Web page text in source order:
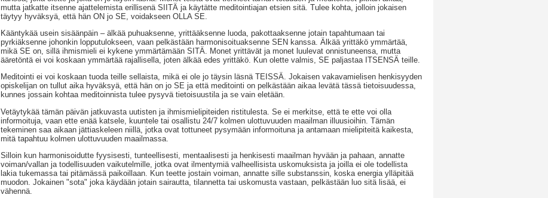
mutta jatkatte itsenne ajattelemista erillisenä SIITÄ ja käytätte meditointiajan etsien sitä. Tulee kohta, jolloin jokaisen
täytyy hyväksyä, että hän ON jo SE, voidakseen OLLA SE.
Kääntykää usein sisäänpäin – älkää puhuaksenne, yrittääksenne luoda, pakottaaksenne jotain tapahtumaan tai
pyrkiäksenne johonkin lopputulokseen, vaan pelkästään harmonisoituaksenne SEN kanssa. Älkää yrittäkö ymmärtää,
mikä SE on, sillä ihmismieli ei kykene ymmärtämään SITÄ. Monet yrittävät ja monet luulevat onnistuneensa, mutta
ääretöntä ei voi koskaan ymmärtää rajallisella, joten älkää edes yrittäkö. Kun olette valmis, SE paljastaa ITSENSÄ teille.
Meditointi ei voi koskaan tuoda teille sellaista, mikä ei ole jo täysin läsnä TEISSÄ. Jokaisen vakavamielisen henkisyyden
opiskelijan on tullut aika hyväksyä, että hän on jo SE ja että meditointi on pelkästään aikaa levätä tässä tietoisuudessa,
kunnes jossain kohtaa meditoinnista tulee pysyvä tietoisuustila ja se vain eletään.
Vetäytykää tämän päivän jatkuvasta uutisten ja ihmismielipiteiden ristitulesta. Se ei merkitse, että te ette voi olla
informoituja, vaan ette enää katsele, kuuntele tai osallistu 24/7 kolmen ulottuvuuden maailman illuusioihin. Tämän
tekeminen saa aikaan jättiaskeleen niillä, jotka ovat tottuneet pysymään informoituna ja antamaan mielipiteitä kaikesta,
mitä tapahtuu kolmen ulottuvuuden maailmassa.
Silloin kun harmonisoidutte fyysisesti, tunteellisesti, mentaalisesti ja henkisesti maailman hyvään ja pahaan, annatte
voiman/vallan ja todellisuuden vaikutelmille, jotka ovat ilmentymiä valheellisista uskomuksista ja joilla ei ole todellista
lakia tukemassa tai pitämässä paikoillaan. Kun teette jostain voiman, annatte sille substanssin, koska energia ylläpitää
muodon. Jokainen "sota" joka käydään jotain sairautta, tilannetta tai uskomusta vastaan, pelkästään luo sitä lisää, ei
vähennä.